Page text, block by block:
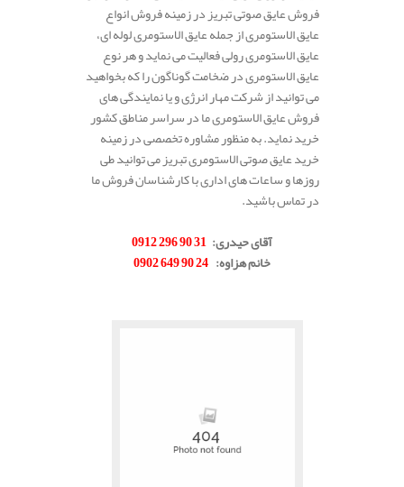
فروش عایق صوتی تبریز در زمینه فروش انواع
عایق الاستومری از جمله عایق الاستومری لوله ای،
عایق الاستومری رولی فعالیت می نماید و هر نوع
عایق الاستومری در ضخامت گوناگون را که بخواهید
می توانید از شرکت مهار انرژی و یا نمایندگی های
فروش عایق الاستومری ما در سراسر مناطق کشور
خرید نماید. به منظور مشاوره تخصصی در زمینه
خرید عایق صوتی الاستومری تبریز می توانید طی
روزها و ساعات های اداری با کارشناسان فروش ما
در تماس باشید.
آقای حیدری:
31 90 296 0912
خانم هزاوه:
24 90 649 0902